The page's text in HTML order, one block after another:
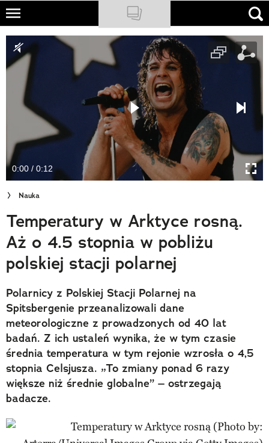
Skip
main
content
NATIONAL GEOGRAPHIC
TRAVELER
PODCASTY
Newsletter
Cuda Polski
Wielki Konkurs Fotograficzny
Trendbook Podróżniczy
Polecane
0:00 / 0:12
Nauka
Temperatury w Arktyce rosną.
Aż o 4.5 stopnia w pobliżu
polskiej stacji polarnej
Polarnicy z Polskiej Stacji Polarnej na
Spitsbergenie przeanalizowali dane
meteorologiczne z prowadzonych od 40 lat
badań. Z ich ustaleń wynika, że w tym czasie
średnia temperatura w tym rejonie wzrosła o 4,5
stopnia Celsjusza. „To zmiany ponad 6 razy
większe niż średnie globalne” – ostrzegają
badacze.